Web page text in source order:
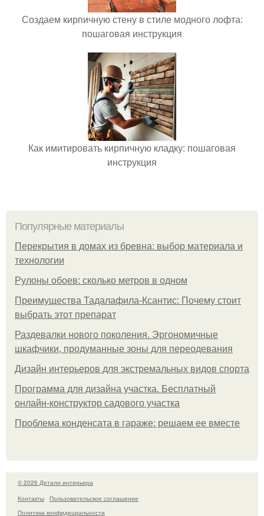
Создаем кирпичную стену в стиле модного лофта:
пошаговая инструкция
Как имитировать кирпичную кладку: пошаговая
инструкция
Популярные материалы
Перекрытия в домах из бревна: выбор материала и
технологии
Рулоны обоев: сколько метров в одном
Преимущества Тадалафила-Ксантис: Почему стоит
выбрать этот препарат
Раздевалки нового поколения. Эргономичные
шкафчики, продуманные зоны для переодевания
Дизайн интерьеров для экстремальных видов спорта
Программа для дизайна участка. Бесплатный
онлайн-конструктор садового участка
Проблема конденсата в гараже: решаем ее вместе
© 2026 Детали интерьера
Контакты
Пользовательское соглашение
Политика конфидециальности